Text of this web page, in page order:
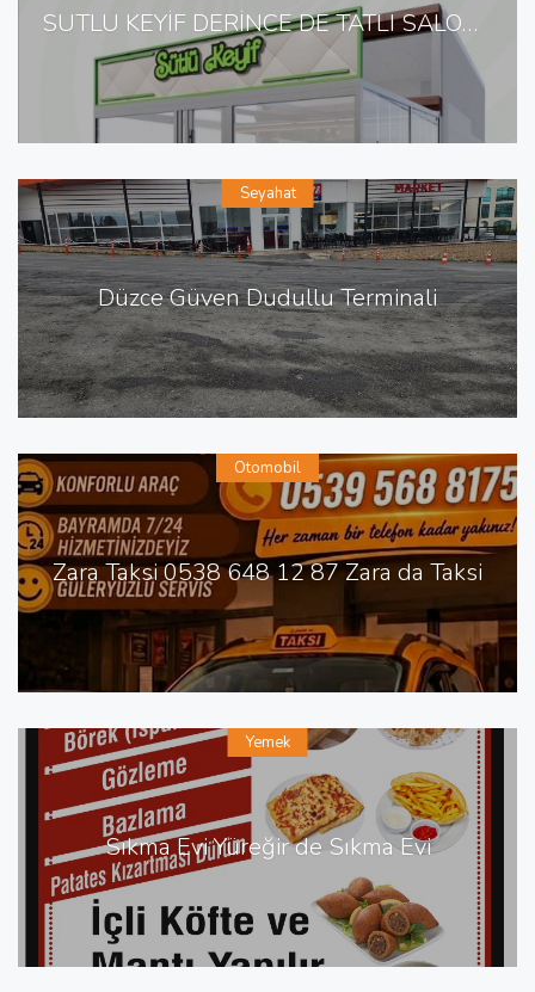
SÜTLÜ KEYİF DERİNCE DE TATLI SALONU
Düzce Güven Dudullu Terminali
Seyahat
Zara Taksi 0538 648 12 87 Zara da Taksi
Otomobil
Sıkma Evi Yüreğir de Sıkma Evi
Yemek